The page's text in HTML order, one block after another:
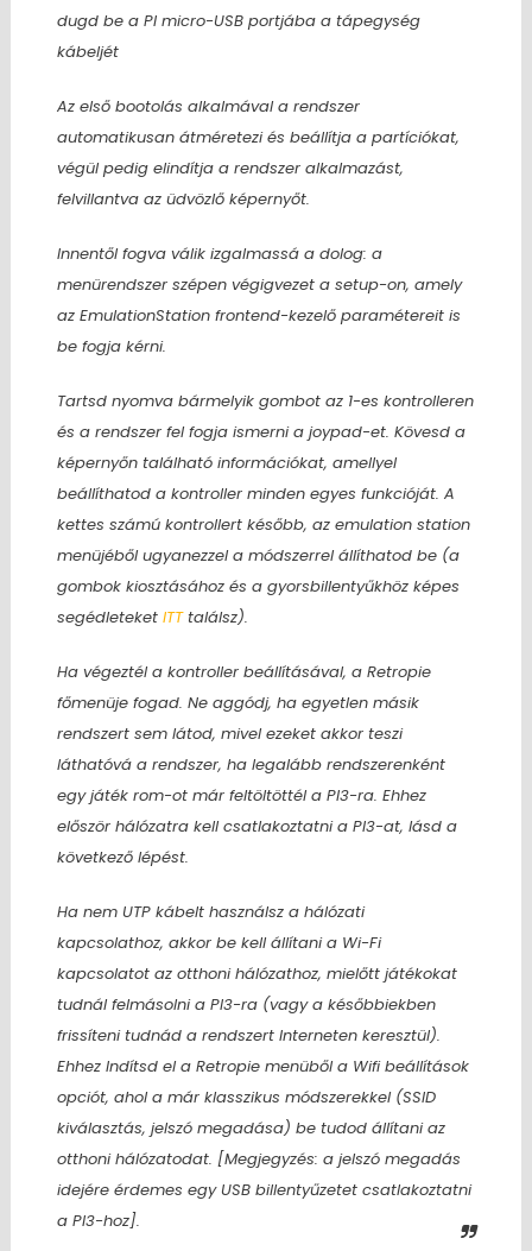
dugd be a PI micro-USB portjába a tápegység
kábeljét
Az első bootolás alkalmával a rendszer
automatikusan átméretezi és beállítja a partíciókat,
végül pedig elindítja a rendszer alkalmazást,
felvillantva az üdvözlő képernyőt.
Innentől fogva válik izgalmassá a dolog: a
menürendszer szépen végigvezet a setup-on, amely
az EmulationStation frontend-kezelő paramétereit is
be fogja kérni.
Tartsd nyomva bármelyik gombot az 1-es kontrolleren
és a rendszer fel fogja ismerni a joypad-et. Kövesd a
képernyőn található információkat, amellyel
beállíthatod a kontroller minden egyes funkcióját. A
kettes számú kontrollert később, az emulation station
menüjéből ugyanezzel a módszerrel állíthatod be (a
gombok kiosztásához és a gyorsbillentyűkhöz képes
segédleteket ITTtalálsz).
Ha végeztél a kontroller beállításával, a Retropie
főmenüje fogad. Ne aggódj, ha egyetlen másik
rendszert sem látod, mivel ezeket akkor teszi
láthatóvá a rendszer, ha legalább rendszerenként
egy játék rom-ot már feltöltöttél a PI3-ra. Ehhez
először hálózatra kell csatlakoztatni a PI3-at, lásd a
következő lépést.
Ha nem UTP kábelt használsz a hálózati
kapcsolathoz, akkor be kell állítani a Wi-Fi
kapcsolatot az otthoni hálózathoz, mielőtt játékokat
tudnál felmásolni a PI3-ra (vagy a későbbiekben
frissíteni tudnád a rendszert Interneten keresztül).
Ehhez Indítsd el a Retropie menüből a Wifi beállítások
opciót, ahol a már klasszikus módszerekkel (SSID
kiválasztás, jelszó megadása) be tudod állítani az
otthoni hálózatodat. [Megjegyzés: a jelszó megadás
idejére érdemes egy USB billentyűzetet csatlakoztatni
a PI3-hoz].